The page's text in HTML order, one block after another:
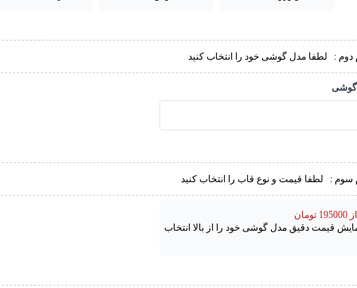
دوم : لطفا مدل گوشی خود را انتخاب کنید
سوم : لطفا قیمت و نوع قاب را انتخاب کنید
قیمت دقیق مدل گوشی خود را از بالا انتخاب